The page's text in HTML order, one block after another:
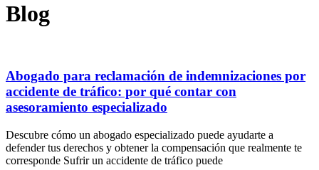
Blog
Abogado para reclamación de indemnizaciones por
accidente de tráfico: por qué contar con
asesoramiento especializado
Descubre cómo un abogado especializado puede ayudarte a
defender tus derechos y obtener la compensación que realmente te
corresponde Sufrir un accidente de tráfico puede